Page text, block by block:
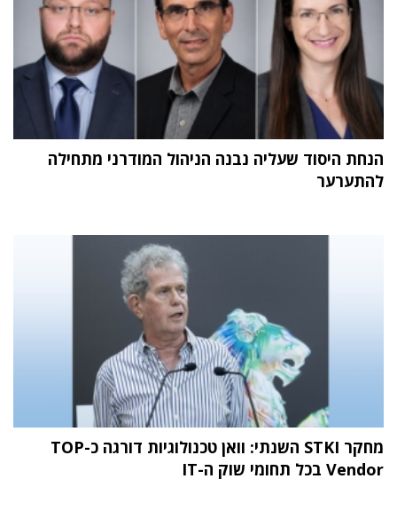
הנחת היסוד שעליה נבנה הניהול המודרני מתחילה
להתערער
מחקר STKI השנתי: וואן טכנולוגיות דורגה כ-TOP
Vendor בכל תחומי שוק ה-IT